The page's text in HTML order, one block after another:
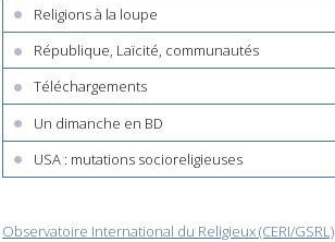
Religions à la loupe
République, Laïcité, communautés
Téléchargements
Un dimanche en BD
USA : mutations socioreligieuses
Observatoire International du Religieux (CERI/GSRL)